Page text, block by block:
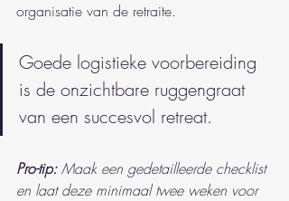
organisatie van de retraite.
Goede logistieke voorbereiding
is de onzichtbare ruggengraat
van een succesvol retreat.
Pro-tip: Maak een gedetailleerde checklist
en laat deze minimaal twee weken voor